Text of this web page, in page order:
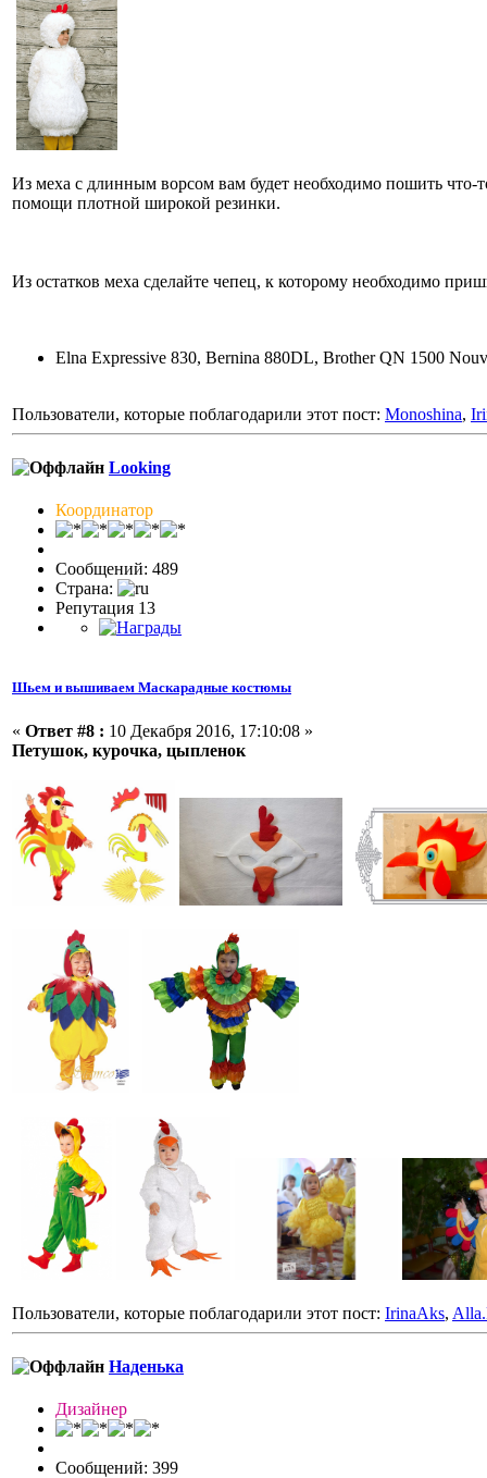
Из меха с длинным ворсом вам будет необходимо пошить
помощи плотной широкой резинки.
Из остатков меха сделайте чепец, к которому необходимо
Elna Expressive 830, Bernina 880DL, Brother QN 1500
Пользователи, которые поблагодарили этот пост: Monoshina,
Looking
Координатор
Сообщений: 489
Страна:
Репутация 13
Шьем и вышиваем Маскарадные костюмы
« Ответ #8 : 10 Декабря 2016, 17:10:08 »
Петушок, курочка, цыпленок
Пользователи, которые поблагодарили этот пост: IrinaAks,
Наденька
Дизайнер
Сообщений: 399